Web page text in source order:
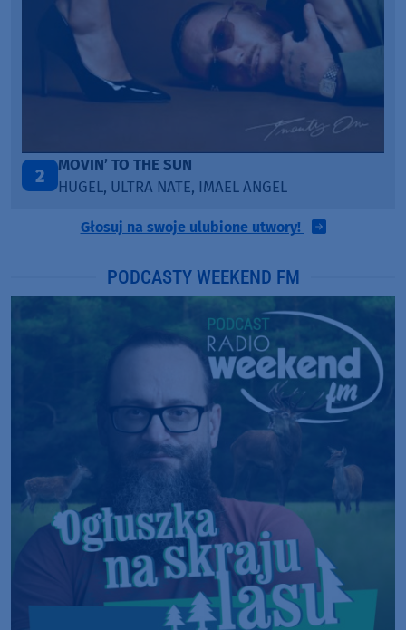
3
ITEPE ITEDE
SANAH
Głosuj na swoje ulubione utwory!
PODCASTY WEEKEND FM